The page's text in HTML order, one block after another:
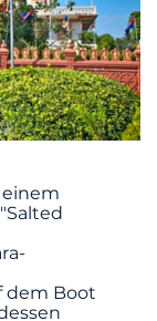
einem
dem Boot